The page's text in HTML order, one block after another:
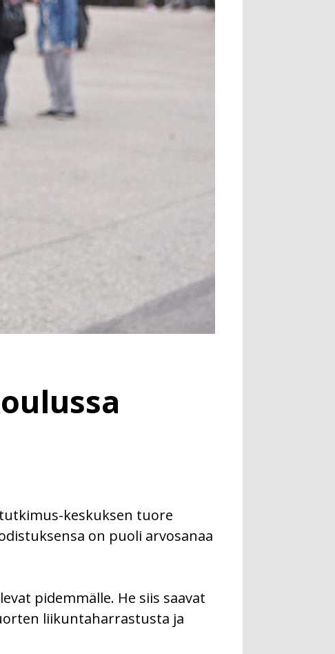
keskuksen tuore
on puoli arvosanaa
pidemmälle. He siis saavat
liikuntaharrastusta ja